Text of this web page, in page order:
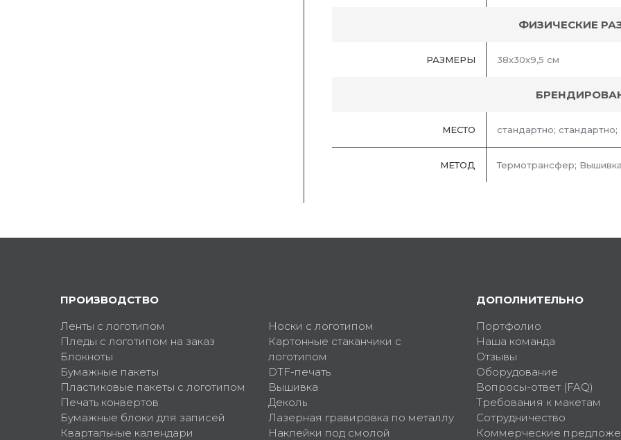
ФИЗИЧЕСКИЕ
РАЗМЕРЫ 38х30х9,5 см
МЕСТО стандартно; стандартно;
МЕТОД Термотрансфер;
ПРОИЗВОДСТВО
Ленты с логотипом
Пледы с логотипом на заказ
Блокноты
Бумажные пакеты
Пластиковые пакеты с логотипом
Печать конвертов
Бумажные блоки для записей
Квартальные календари
Носки с логотипом
Картонные стаканчики с
логотипом
DTF-печать
Вышивка
Деколь
Лазерная гравировка по металлу
Наклейки под смолой
ДОПОЛНИТЕЛЬНО
Портфолио
Наша команда
Отзывы
Оборудование
Вопросы-ответ (FAQ)
Требования к макетам
Сотрудничество
Коммерческие